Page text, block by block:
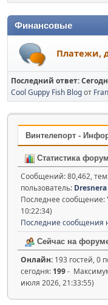
Финансовые
Платежи,
Последний ответ:
Cool Guppy Fish Blogот
Винтелепорт -
Статистика
Сообщений: 80,462,
пользователь: Dresnera
Последнее сообщение:
10:22:34)
Последние сообщения
Сейчас на
Онлайн: 193 гостей, 0
сегодня: 199-
июля 2026, 21:33:55)